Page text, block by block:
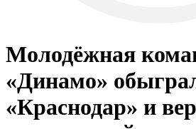
Молодёжная
«Динамо»
«Краснодар» и